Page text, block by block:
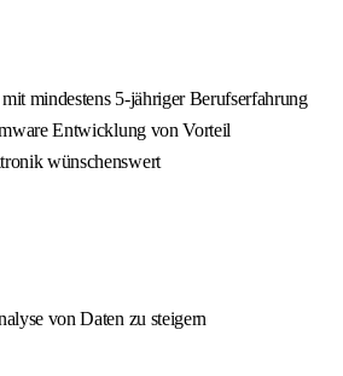
mindestens 5-jähriger Berufserfahrung
Entwicklung von Vorteil
wünschenswert
von Daten zu steigern